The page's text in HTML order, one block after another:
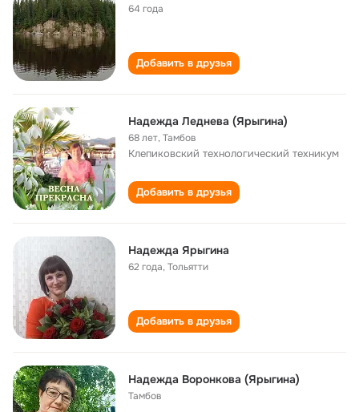
64 года
Добавить в друзья
Надежда Леднева (Ярыгина)
68 лет,Тамбов
Клепиковский технологический техникум
Добавить в друзья
Надежда Ярыгина
62 года,Тольятти
Добавить в друзья
Надежда Воронкова (Ярыгина)
Тамбов